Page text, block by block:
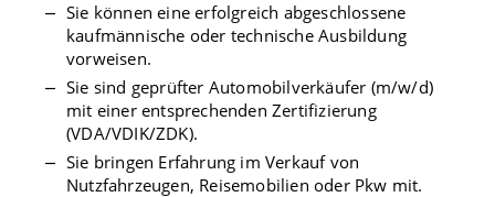
Sie können eine erfolgreich abgeschlossene
kaufmännische oder technische Ausbildung
vorweisen.
Sie sind geprüfter Automobilverkäufer (m/w/d)
mit einer entsprechenden Zertifizierung
(VDA/VDIK/ZDK).
Sie bringen Erfahrung im Verkauf von
Nutzfahrzeugen, Reisemobilien oder Pkw mit.